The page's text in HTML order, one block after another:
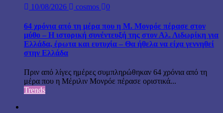
10/08/2026 cosmos 0
64 χρόνια από τη μέρα που η Μ. Μονρόε πέρασε στον
μύθο – Η ιστορική συνέντευξή της στον Αλ. Λιδωρίκη για
Ελλάδα, έρωτα και ευτυχία – Θα ήθελα να είχα γεννηθεί
στην Ελλάδα
Πριν από λίγες ημέρες συμπληρώθηκαν 64 χρόνια από τη
μέρα που η Μέριλιν Μονρόε πέρασε οριστικά...
Trends